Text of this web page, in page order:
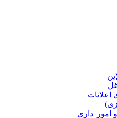
اعلانات
امور اداری